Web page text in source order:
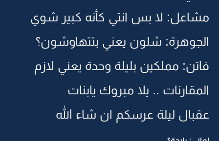
مشاعل: لا بس انتي كأنه كبير شوي
الجوهرة: شلون يعني بتتهاوشون؟
فاتن: مملكين بليلة وحدة يعني لازم
المقارنات .. يلا مبروك يابنات
عقبال ليلة عرسكم ان شاء الله